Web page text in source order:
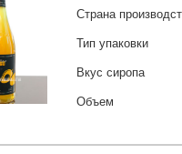
Страна
Тип упаковки
Вкус сиропа
Объем